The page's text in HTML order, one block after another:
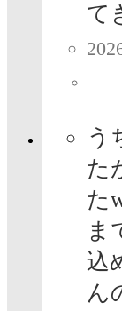
て
う
た
た
ま
込
ん